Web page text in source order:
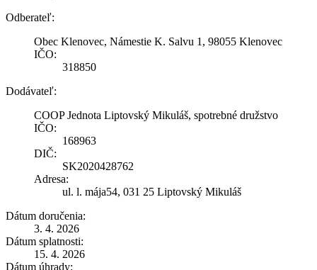
Odberateľ:
Obec Klenovec, Námestie K. Salvu 1, 98055 Klenovec
IČO:
318850
Dodávateľ:
COOP Jednota Liptovský Mikuláš, spotrebné družstvo
IČO:
168963
DIČ:
SK2020428762
Adresa:
ul. l. mája54, 031 25 Liptovský Mikuláš
Dátum doručenia:
3. 4. 2026
Dátum splatnosti:
15. 4. 2026
Dátum úhrady: